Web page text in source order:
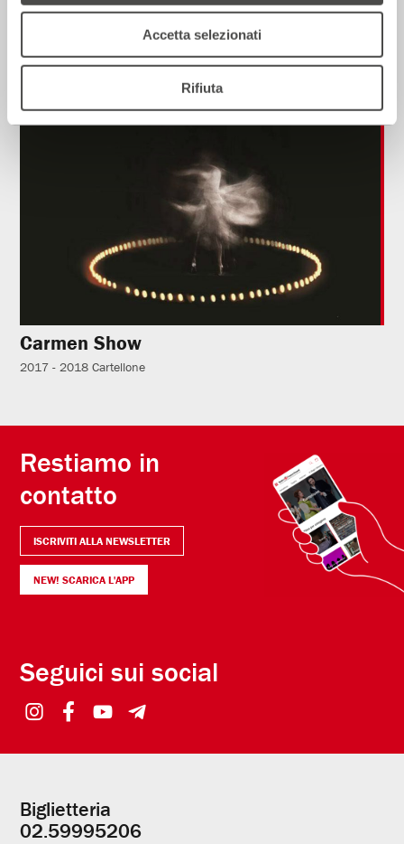
Accetta selezionati
Rifiuta
Carmen. Rose rosse per te
Cartellone
Teatro
Carmen Show
2017 - 2018 Cartellone
Restiamo in
contatto
ISCRIVITI ALLA NEWSLETTER
NEW! SCARICA L'APP
Seguici sui social
Informazioni
Biglietteria
02.59995206